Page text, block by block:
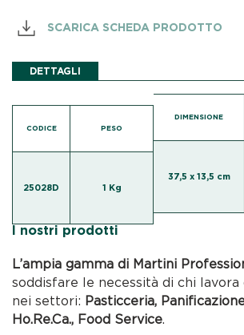
SCARICA SCHEDA PRODOTTO
DETTAGLI
CODICE PESO
25028D 1 Kg
DIMENSIONE
37,5 x 13,5 cm
I nostri prodotti
L’ampia gamma di Martini
soddisfare le necessità di chi lavora
nei settori: Pasticceria,
Ho.Re.Ca., Food Service.